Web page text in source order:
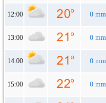
12:00 0 mm
13:00 0 mm
14:00 0 mm
15:00 0 mm